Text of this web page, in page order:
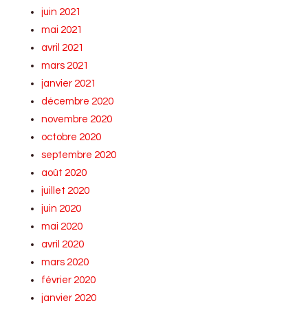
juin 2021
mai 2021
avril 2021
mars 2021
janvier 2021
décembre 2020
novembre 2020
octobre 2020
septembre 2020
août 2020
juillet 2020
juin 2020
mai 2020
avril 2020
mars 2020
février 2020
janvier 2020